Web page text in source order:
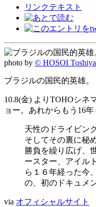
リンクテキスト
photo by © HOSOI Toshiya
ブラジルの国民的英雄。
10.8(金) よりTOHOシネ
ョー。あれからもう16年
天性のドライビン
そしてその裏に秘
勝負を繰り広げ、
ースター、アイル
ら１６年経った今
の、初のドキュメ
via オフィシャルサイト